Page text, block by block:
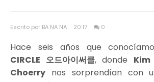
Escrito por BA NA NA 20:17 0
Hace seis años que
CIRCLE 오드아이써클, donde
Choerry nos sorprendían con